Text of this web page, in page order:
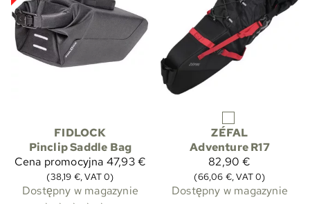
FIDLOCK
Pinclip Saddle Bag
Cena promocyjna 47,93 €
(38,19 €, VAT 0)
Dostępny w magazynie
ZÉFAL
Adventure R17
82,90 €
(66,06 €, VAT 0)
Dostępny w magazynie